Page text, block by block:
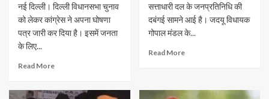
नई दिल्ली। दिल्ली विधानसभा चुनाव
को लेकर कांग्रेस ने अपना घोषणा
पत्र जारी कर दिया है। इसमें जनता
के लिए...
Read More
सत्ताधारी दल के जनप्रतिनिधि की
दबंगई सामने आई है। जदयू विधायक
गोपाल मंडल के...
Read More